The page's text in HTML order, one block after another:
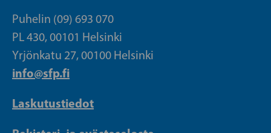
Puhelin (09) 693 070
PL 430, 00101 Helsinki
Yrjönkatu 27, 00100 Helsinki
info@sfp.fi
Laskutustiedot